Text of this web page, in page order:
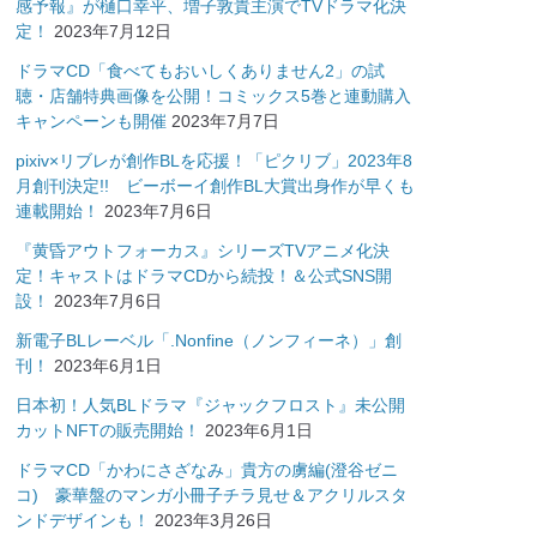
感予報』が樋口幸平、増子敦貴主演でTVドラマ化決
定！
2023年7月12日
ドラマCD「食べてもおいしくありません2」の試
聴・店舗特典画像を公開！コミックス5巻と連動購入
キャンペーンも開催 2023年7月7日
pixiv×リブレが創作BLを応援！「ピクリブ」2023年8
月創刊決定!! ビーボーイ創作BL大賞出身作が早くも
連載開始！
2023年7月6日
『黄昏アウトフォーカス』シリーズTVアニメ化決
定！キャストはドラマCDから続投！＆公式SNS開
設！
2023年7月6日
新電子BLレーベル「.Nonfine（ノンフィーネ）」創
刊！
2023年6月1日
日本初！人気BLドラマ『ジャックフロスト』未公開
カットNFTの販売開始！
2023年6月1日
ドラマCD「かわにさざなみ」貴方の虜編(澄谷ゼニ
コ) 豪華盤のマンガ小冊子チラ見せ＆アクリルスタ
ンドデザインも！
2023年3月26日